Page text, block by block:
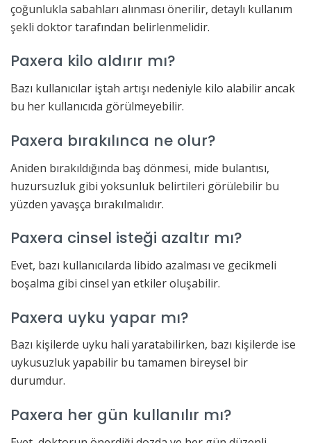
çoğunlukla sabahları alınması önerilir, detaylı kullanım
şekli doktor tarafından belirlenmelidir.
Paxera kilo aldırır mı?
Bazı kullanıcılar iştah artışı nedeniyle kilo alabilir ancak
bu her kullanıcıda görülmeyebilir.
Paxera bırakılınca ne olur?
Aniden bırakıldığında baş dönmesi, mide bulantısı,
huzursuzluk gibi yoksunluk belirtileri görülebilir bu
yüzden yavaşça bırakılmalıdır.
Paxera cinsel isteği azaltır mı?
Evet, bazı kullanıcılarda libido azalması ve gecikmeli
boşalma gibi cinsel yan etkiler oluşabilir.
Paxera uyku yapar mı?
Bazı kişilerde uyku hali yaratabilirken, bazı kişilerde ise
uykusuzluk yapabilir bu tamamen bireysel bir
durumdur.
Paxera her gün kullanılır mı?